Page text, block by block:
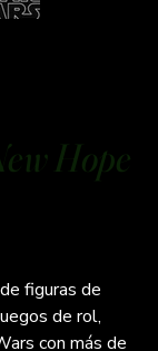
Hope
figuras de
de rol,
con más de